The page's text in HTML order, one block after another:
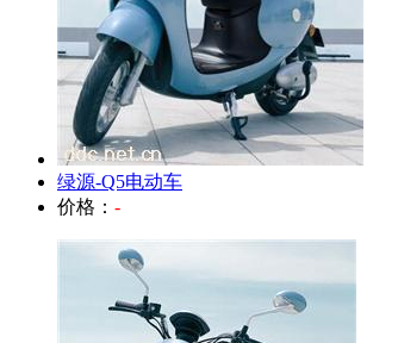
绿源-Q5电动车
价格： -